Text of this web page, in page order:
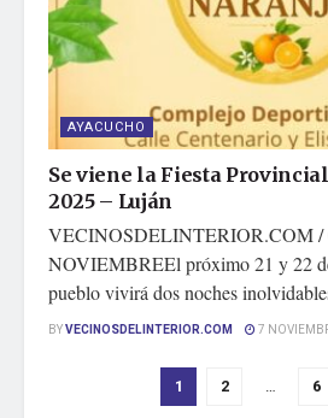
AYACUCHO
Se viene la Fiesta
2025 – Luján
VECINOSDELINTERIOR.COM /
NOVIEMBREEl próximo 21 y 22
pueblo vivirá dos noches
BYVECINOSDELINTERIOR.COM 7
1 2 … 6